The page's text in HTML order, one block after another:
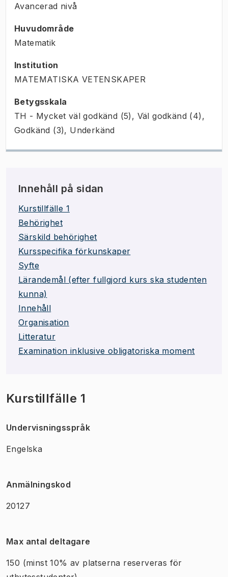
Avancerad nivå
Huvudområde
Matematik
Institution
MATEMATISKA VETENSKAPER
Betygsskala
TH - Mycket väl godkänd (5), Väl godkänd (4),
Godkänd (3), Underkänd
Innehåll på sidan
Kurstillfälle 1
Behörighet
Särskild behörighet
Kursspecifika förkunskaper
Syfte
Lärandemål (efter fullgjord kurs ska studenten
kunna)
Innehåll
Organisation
Litteratur
Examination inklusive obligatoriska moment
Kurstillfälle 1
Undervisningsspråk
Engelska
Anmälningskod
20127
Max antal deltagare
150 (minst 10% av platserna reserveras för